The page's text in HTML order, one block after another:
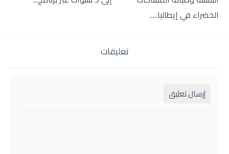
الخضراء في إيطاليا.....
تعليقات
إرسال تعليق